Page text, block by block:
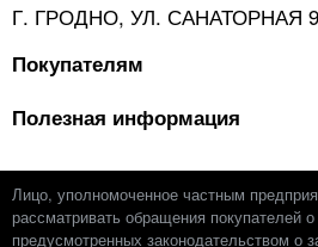
Г. ГРОДНО, УЛ. САНАТОРНАЯ
Покупателям
Полезная информация
Лицо, уполномоченное частным
рассматривать обращения покупателей
предусмотренных законодательством о